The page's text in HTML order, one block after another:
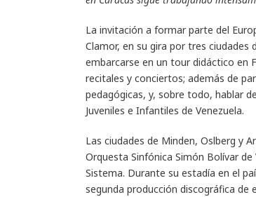
La invitación a formar parte del
Clamor, en su gira por tres
embarcarse en un tour didáctico en
recitales y conciertos; además de
pedagógicas, y, sobre todo, hablar
Juveniles e Infantiles de Venezuela.
Las ciudades de Minden, Oslberg y
Orquesta Sinfónica Simón Bolívar de
Sistema. Durante su estadía en el
segunda producción discográfica de